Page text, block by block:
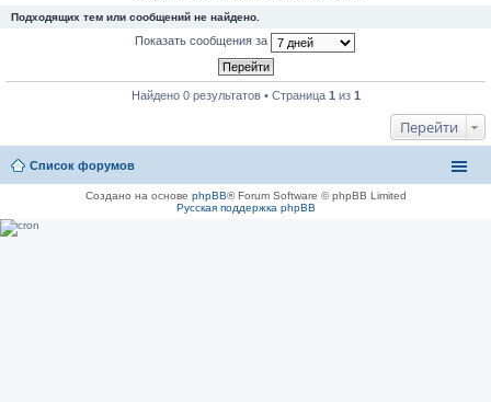
Подходящих тем или сообщений не найдено.
Показать сообщения за
Найдено 0 результатов • Страница 1 из 1
Перейти
Список форумов
Создано на основе phpBB® Forum Software © phpBB Limited
Русская поддержка phpBB